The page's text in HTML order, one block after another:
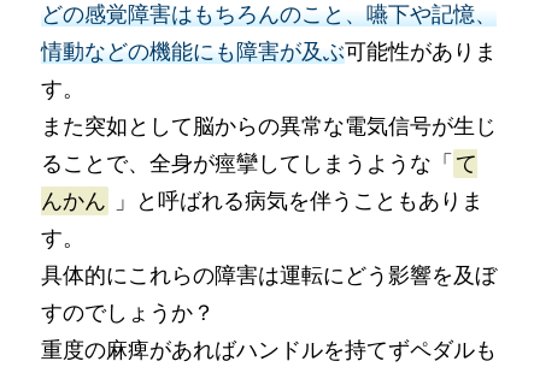
どの感覚障害はもちろんのこと、嚥下や記憶、
情動などの機能にも障害が及ぶ可能性がありま
す。
また突如として脳からの異常な電気信号が生じ
ることで、全身が痙攣してしまうような「 て
んかん
」と呼ばれる病気を伴うこともありま
す。
具体的にこれらの障害は運転にどう影響を及ぼ
すのでしょうか？
重度の麻痺があればハンドルを持てずペダルも